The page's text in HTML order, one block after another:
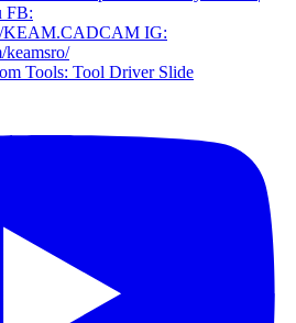
Tools: Tool Driver Slide